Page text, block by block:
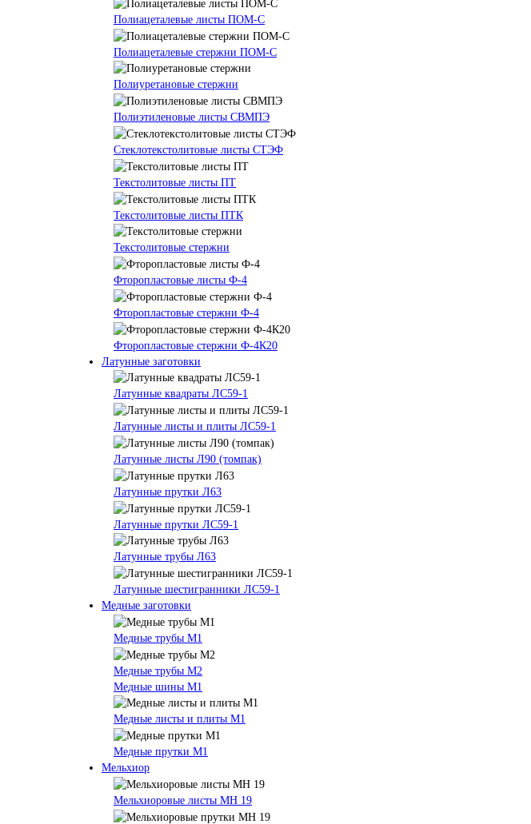
Полиацеталевые листы ПОМ-С
Полиацеталевые стержни ПОМ-С
Полиуретановые стержни
Полиэтиленовые листы СВМПЭ
Стеклотекстолитовые листы СТЭФ
Текстолитовые листы ПТ
Текстолитовые листы ПТК
Текстолитовые стержни
Фторопластовые листы Ф-4
Фторопластовые стержни Ф-4
Фторопластовые стержни Ф-4К20
Латунные заготовки
Латунные квадраты ЛС59-1
Латунные листы и плиты ЛС59-1
Латунные листы Л90 (томпак)
Латунные прутки Л63
Латунные прутки ЛС59-1
Латунные трубы Л63
Латунные шестигранники ЛС59-1
Медные заготовки
Медные трубы М1
Медные трубы М2
Медные шины М1
Медные листы и плиты М1
Медные прутки М1
Мельхиор
Мельхиоровые листы МН 19